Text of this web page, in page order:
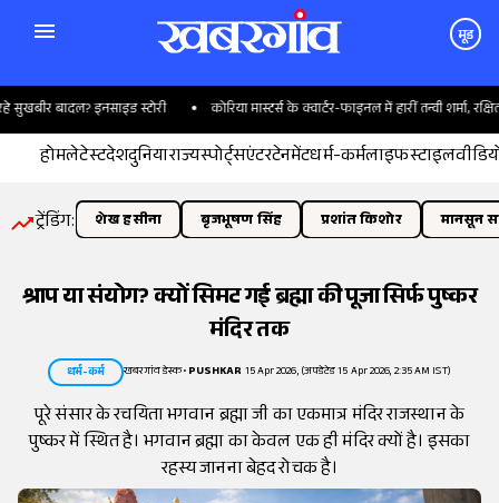
मूड
बादल? इनसाइड स्टोरी कोरिया मास्टर्स के क्वार्टर-फाइनल में हारीं तन्वी शर्मा, रक्षिता
होमलेटेस्टदेशदुनियाराज्यस्पोर्ट्सएंटरटेनमेंटधर्म-कर्मलाइफस्टाइल
ट्रेंडिंग: शेख हसीना बृजभूषण सिंह प्रशांत किशोर मानसून
श्राप या संयोग? क्यों सिमट गई ब्रह्मा की पूजा सिर्फ पुष्कर
मंदिर तक
धर्म-कर्म खबरगांव डेस्क•PUSHKAR 15 Apr 2026, (अपडेटेड 15 Apr 2026, 2:35 AM IST)
पूरे संसार के रचयिता भगवान ब्रह्मा जी का एकमात्र मंदिर राजस्थान के
पुष्कर में स्थित है। भगवान ब्रह्मा का केवल एक ही मंदिर क्यों है। इसका
रहस्य जानना बेहद रोचक है।